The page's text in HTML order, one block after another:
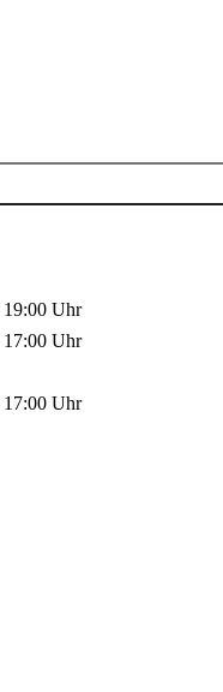
19:00 Uhr
17:00 Uhr
17:00 Uhr